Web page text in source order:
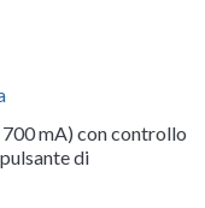
mA) con controllo
di